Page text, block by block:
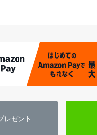
レゼント